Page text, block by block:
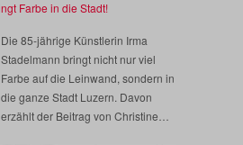
Die 85-jährige Künstlerin Irma
Stadelmann bringt nicht nur viel
Farbe auf die Leinwand, sondern in
die ganze Stadt Luzern. Davon
erzählt der Beitrag von Christine…